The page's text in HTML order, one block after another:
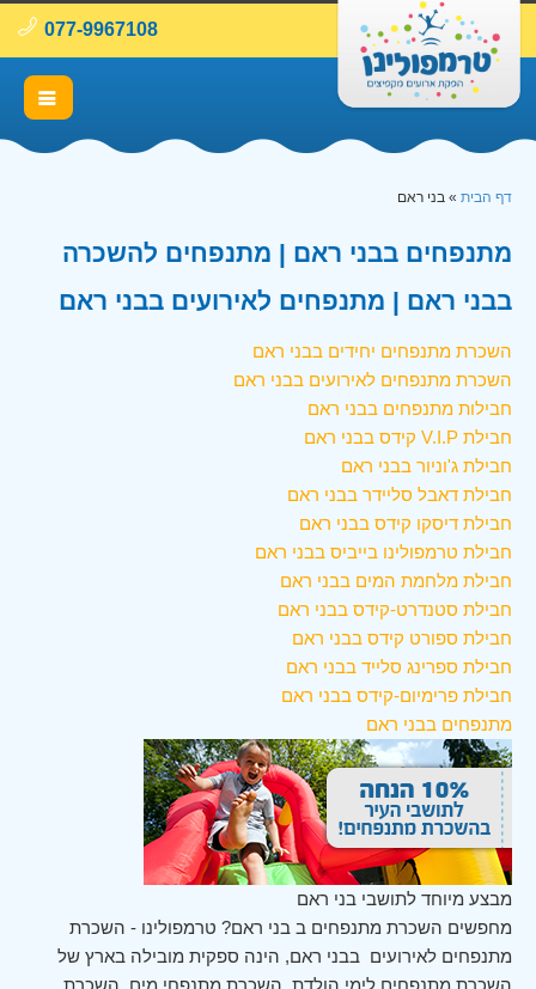
077-9967108
דף הבית » בני ראם
מתנפחים בבני ראם | מתנפחים להשכרה
בבני ראם | מתנפחים לאירועים בבני ראם
השכרת מתנפחים יחידים בבני ראם
השכרת מתנפחים לאירועים בבני ראם
חבילות מתנפחים בבני ראם
חבילת V.I.P קידס בבני ראם
חבילת ג'וניור בבני ראם
חבילת דאבל סליידר בבני ראם
חבילת דיסקו קידס בבני ראם
חבילת טרמפולינו בייביס בבני ראם
חבילת מלחמת המים בבני ראם
חבילת סטנדרט-קידס בבני ראם
חבילת ספורט קידס בבני ראם
חבילת ספרינג סלייד בבני ראם
חבילת פרימיום-קידס בבני ראם
מתנפחים בבני ראם
מבצע מיוחד לתושבי בני ראם
מחפשים השכרת מתנפחים ב בני ראם? טרמפולינו - השכרת
מתנפחים לאירועים בבני ראם, הינה ספקית מובילה בארץ של
השכרת מתנפחים לימי הולדת, השכרת מתנפחי מים, השכרת